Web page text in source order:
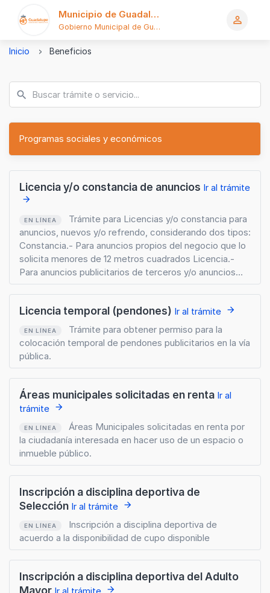
Municipio de Guadalupe
Gobierno Municipal de Guadalupe
person_outline
Inicio Beneficios
Programas sociales y económicos
Licencia y/o constancia de anuncios Ir al trámite
arrow_forward
EN LÍNEA
Trámite para Licencias y/o constancia para
anuncios, nuevos y/o refrendo, considerando dos tipos:
Constancia.- Para anuncios propios del negocio que lo
solicita menores de 12 metros cuadrados Licencia.-
Para anuncios publicitarios de terceros y/o anuncios
propios que sean mayores a 12 m2 (de área de
exposición).
Licencia temporal (pendones) Ir al trámite arrow_forward
EN LÍNEA
Trámite para obtener permiso para la
colocación temporal de pendones publicitarios en la vía
pública.
Áreas municipales solicitadas en renta Ir al
trámite
arrow_forward
EN LÍNEA
Áreas Municipales solicitadas en renta por
la ciudadanía interesada en hacer uso de un espacio o
inmueble público.
Inscripción a disciplina deportiva de
Selección Ir al trámite arrow_forward
EN LÍNEA
Inscripción a disciplina deportiva de
acuerdo a la disponibilidad de cupo disponible
Inscripción a disciplina deportiva del Adulto
Mayor
arrow_forward